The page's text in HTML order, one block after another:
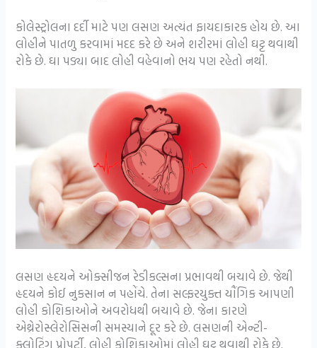
કોલેસ્ટ્રોલના દર્દી માટે પણ લસણ અત્યંત ફાયદાકારક હોય છે. આ
લોહીને પાતળુ કરવામાં મદદ કરે છે અને શરીરમાં લોહી ઘટ્ટ થવાથી
રોકે છે. ઘા પડ્યા બાદ લોહી વહેવાનો ભય પણ રહેતો નથી.
લસણ હૃદયને ઓક્સીજન રેડીકલ્સના પ્રભાવથી બચાવે છે. જેથી
હૃદયને કોઈ નુકસાન ન પહોંચે. તેના સલ્ફરયુક્ત યૌંગિક આપણી
લોહી કોશિકાઓને અવરોધથી બચાવે છે. જેના કારણે
એથ્રેરોસ્લેરોસિસની સમસ્યાને દૂર કરે છે. લસણની એન્ટી-
ક્લોટિંગ પ્રોપર્ટી, લોહી કોશિકાઓમાં લોહી ઘટ્ટ થવાથી રોકે છે.